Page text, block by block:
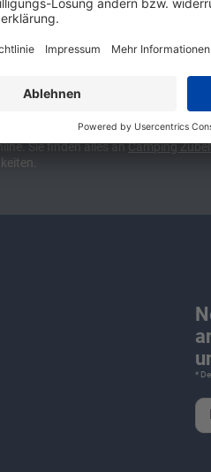
und Stuttgart, 10 Minuten vor
Camper Vans, oder den
und Caravaning!
Sie finden alles anCamping
*